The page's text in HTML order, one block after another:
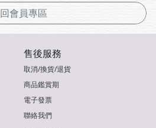
回會員專區
售後服務
取消/換貨/退貨
商品鑑賞期
電子發票
聯絡我們